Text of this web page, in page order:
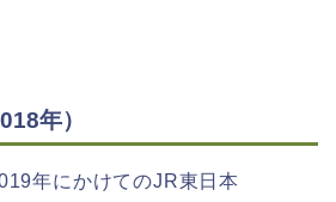
年）
年にかけてのJR東日本